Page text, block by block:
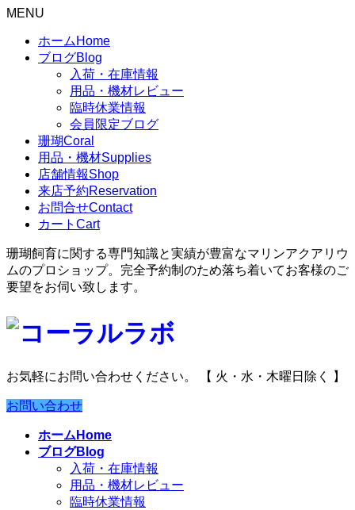
MENU
ホーム Home
ブログBlog
入荷・在庫情報
用品・機材レビュー
臨時休業情報
会員限定ブログ
珊瑚Coral
用品・機材Supplies
店舗情報Shop
来店予約Reservation
お問合せContact
カート Cart
珊瑚飼育に関する専門知識と実績が豊富なマリンアクアリウ
ムのプロショップ。完全予約制のため落ち着いてお客様のご
要望をお伺い致します。
お気軽にお問い合わせください。 【 火・水・木曜日除く 】
お問い合わせ
ホーム Home
ブログBlog
入荷・在庫情報
用品・機材レビュー
臨時休業情報